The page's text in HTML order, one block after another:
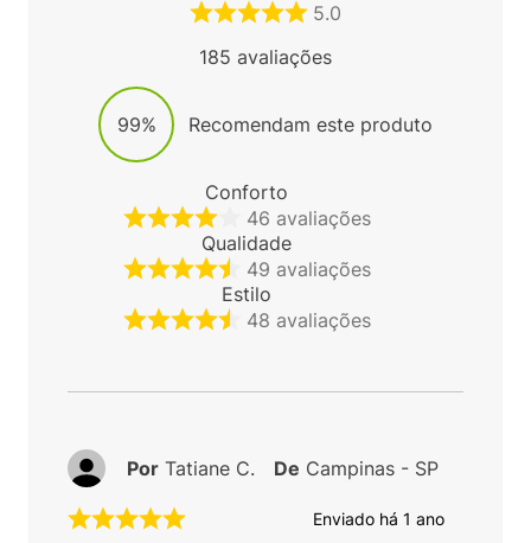
5.0
185 avaliações
99% Recomendam este produto
Conforto
46 avaliações
Qualidade
49 avaliações
Estilo
48 avaliações
Enviado há 1 ano
Por Tatiane C. De Campinas - SP